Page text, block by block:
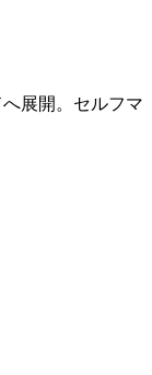
展開。セルフマ